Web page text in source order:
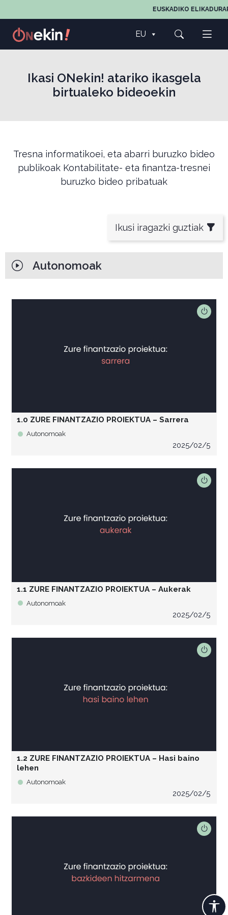
EUSKADIKO
EU
Ikasi ONekin! atariko ikasgela
birtualeko bideoekin
Tresna informatikoei, eta abarri buruzko bideo
publikoak Kontabilitate- eta finantza-tresnei
buruzko bideo pribatuak
Ikusi iragazki guztiak
Autonomoak
1.0 ZURE FINANTZAZIO PROIEKTUA – Sarrera
Autonomoak
2025/02/5
1.1 ZURE FINANTZAZIO PROIEKTUA – Aukerak
Autonomoak
2025/02/5
1.2 ZURE FINANTZAZIO PROIEKTUA – Hasi baino
lehen
Autonomoak
2025/02/5